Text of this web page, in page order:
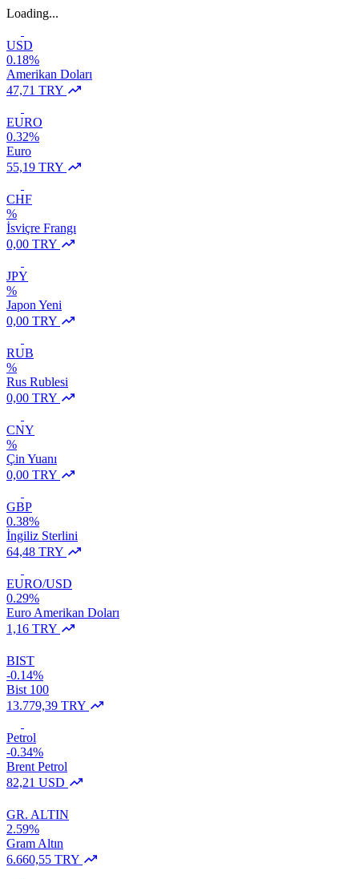
Loading...
USD
0.18%
Amerikan Doları
47,71 TRY
EURO
0.32%
Euro
55,19 TRY
CHF
%
İsviçre Frangı
0,00 TRY
JPY
%
Japon Yeni
0,00 TRY
RUB
%
Rus Rublesi
0,00 TRY
CNY
%
Çin Yuanı
0,00 TRY
GBP
0.38%
İngiliz Sterlini
64,48 TRY
EURO/USD
0.29%
Euro Amerikan Doları
1,16 TRY
BIST
-0.14%
Bist 100
13.779,39 TRY
Petrol
-0.34%
Brent Petrol
82,21 USD
GR. ALTIN
2.59%
Gram Altın
6.660,55 TRY